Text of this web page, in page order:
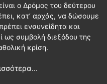
ο Δρόμος του δεύτερου
κατ’ αρχάς, να δώσουμε
ενσυνείδητα και
ως συμβολή διεξόδου της
κρίση.